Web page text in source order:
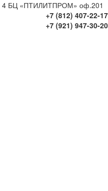
4 БЦ «ПТИЛИТПРОМ» оф.201
+7 (812) 407-22-17
+7 (921) 947-30-20